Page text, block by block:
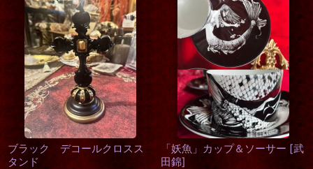
並び順:
ブラック デコールクロスス
タンド
「妖魚」カップ＆ソーサー [武
田錦]